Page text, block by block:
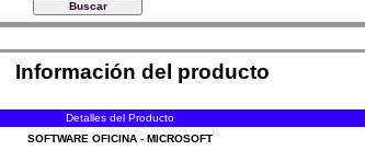
Información del producto
Detalles del Producto
SOFTWARE OFICINA - MICROSOFT